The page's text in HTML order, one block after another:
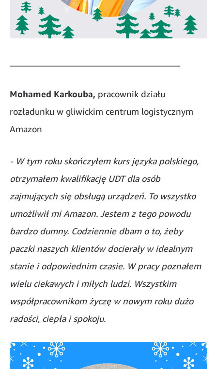
Mohamed Karkouba, pracownik działu
rozładunku w gliwickim centrum logistycznym
Amazon
- W tym roku skończyłem kurs języka polskiego,
otrzymałem kwalifikację UDT dla osób
zajmujących się obsługą urządzeń. To wszystko
umożliwił mi Amazon. Jestem z tego powodu
bardzo dumny. Codziennie dbam o to, żeby
paczki naszych klientów docierały w idealnym
stanie i odpowiednim czasie. W pracy poznałem
wielu ciekawych i miłych ludzi. Wszystkim
współpracownikom życzę w nowym roku dużo
radości, ciepła i spokoju.